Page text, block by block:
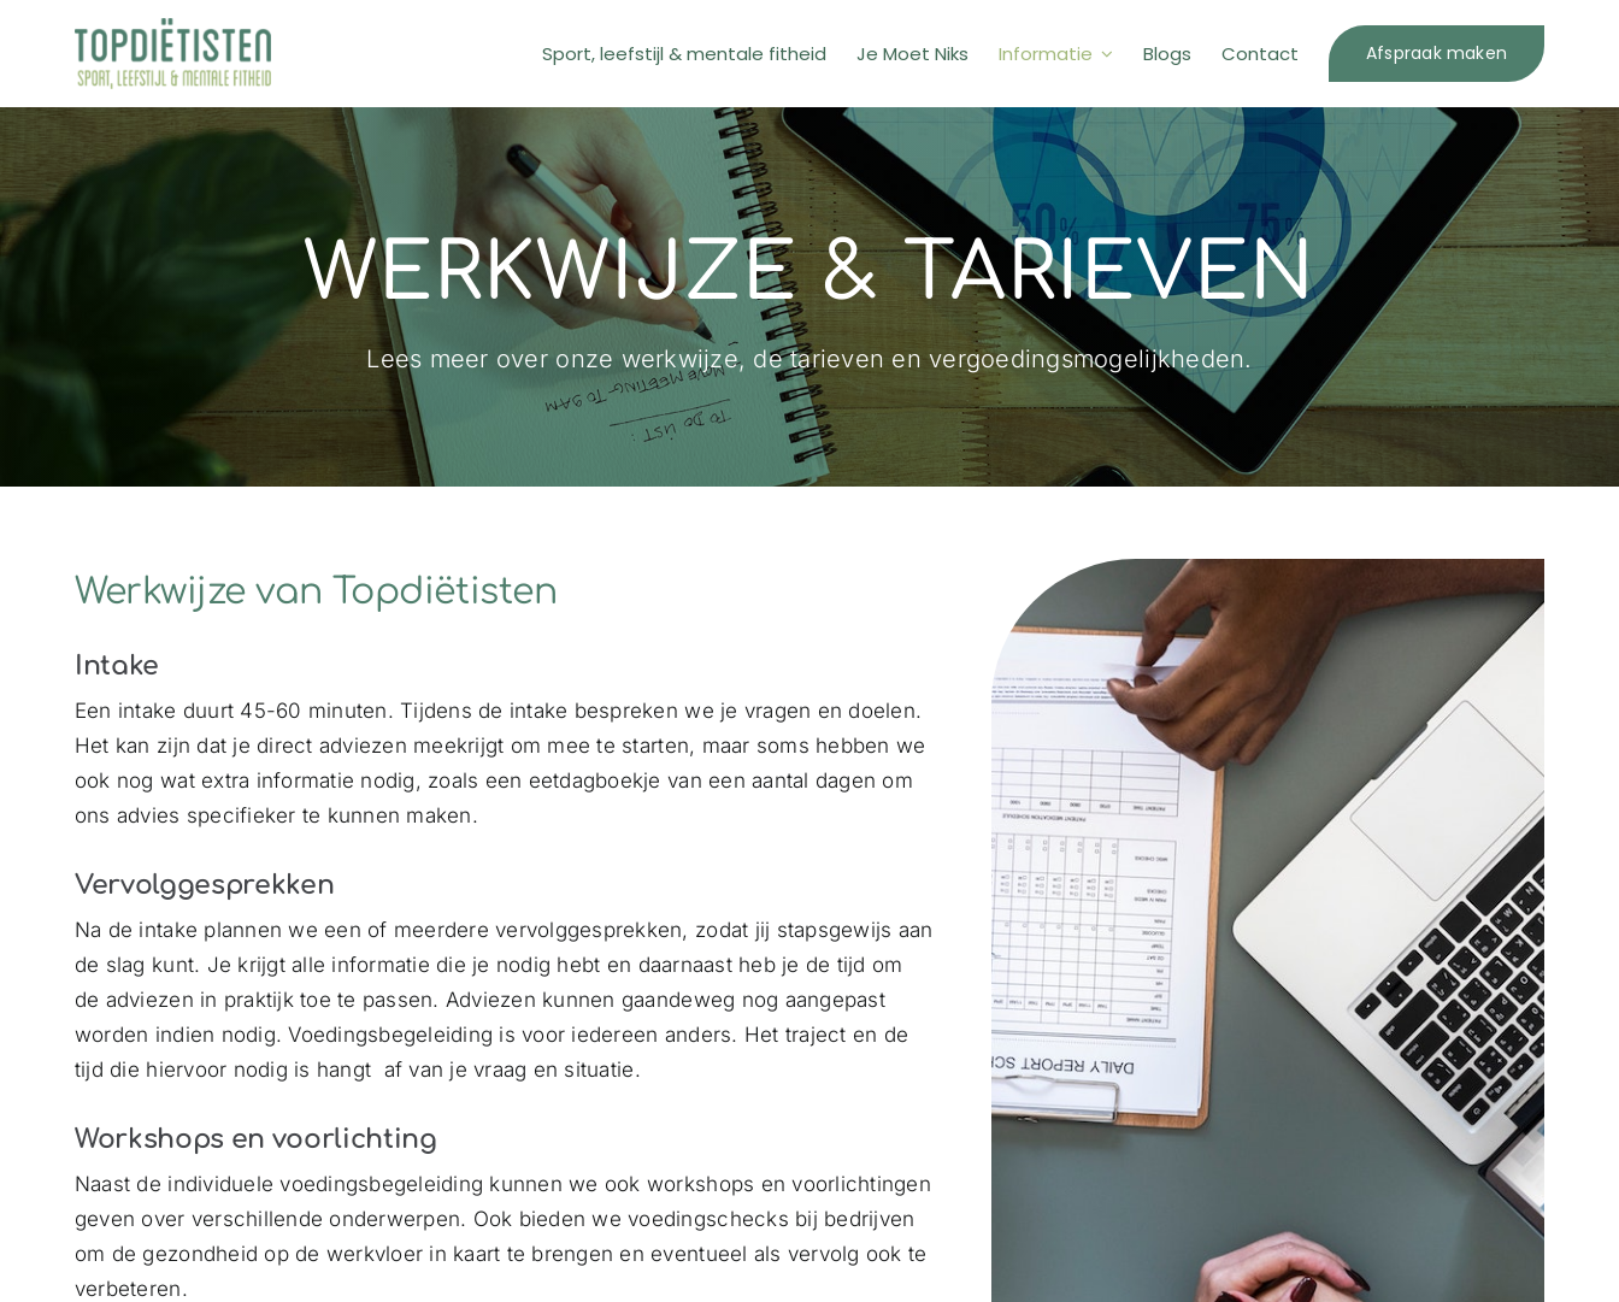
Sport, leefstijl & mentale fitheid Je Moet Niks Informatie Blogs Contact Afspraak maken
WERKWIJZE & TARIEVEN
Lees meer over onze werkwijze, de tarieven en vergoedingsmogelijkheden.
Werkwijze van Topdiëtisten
Intake
Een intake duurt 45-60 minuten. Tijdens de intake bespreken we je vragen en doelen.
Het kan zijn dat je direct adviezen meekrijgt om mee te starten, maar soms hebben we
ook nog wat extra informatie nodig, zoals een eetdagboekje van een aantal dagen om
ons advies specifieker te kunnen maken.
Vervolggesprekken
Na de intake plannen we een of meerdere vervolggesprekken, zodat jij stapsgewijs aan
de slag kunt. Je krijgt alle informatie die je nodig hebt en daarnaast heb je de tijd om
de adviezen in praktijk toe te passen. Adviezen kunnen gaandeweg nog aangepast
worden indien nodig. Voedingsbegeleiding is voor iedereen anders. Het traject en de
tijd die hiervoor nodig is hangt af van je vraag en situatie.
Workshops en voorlichting
Naast de individuele voedingsbegeleiding kunnen we ook workshops en voorlichtingen
geven over verschillende onderwerpen. Ook bieden we voedingschecks bij bedrijven
om de gezondheid op de werkvloer in kaart te brengen en eventueel als vervolg ook te
verbeteren.